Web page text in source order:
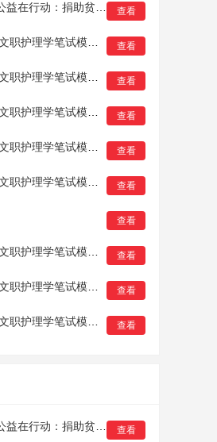
查看
查看
查看
查看
查看
查看
查看
查看
查看
查看
查看